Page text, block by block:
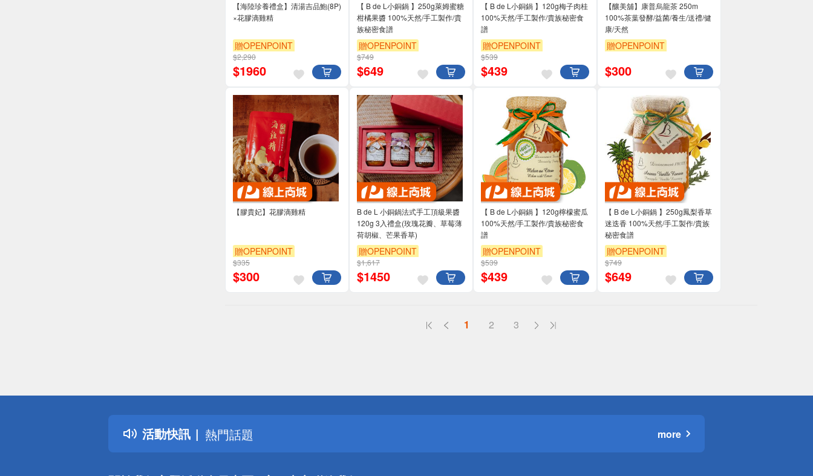
【海陸珍養禮盒】清湯吉品鮑(8P)
×花膠滴雞精
贈OPENPOINT
$2,290
$1960
【 B de L小銅鍋 】250g萊姆蜜糖
柑橘果醬 100%天然/手工製作/貴
族秘密食譜
贈OPENPOINT
$749
$649
【 B de L小銅鍋 】120g梅子肉桂
100%天然/手工製作/貴族秘密食
譜
贈OPENPOINT
$539
$439
【釀美舖】康普烏龍茶 250m
100%茶葉發酵/益菌/養生/送禮/健
康/天然
贈OPENPOINT
$300
【膠貴妃】花膠滴雞精
贈OPENPOINT
$335
$300
B de L 小銅鍋法式手工頂級果醬
120g 3入禮盒(玫瑰花瓣、草莓薄
荷胡椒、芒果香草)
贈OPENPOINT
$1,617
$1450
【 B de L小銅鍋 】120g檸檬蜜瓜
100%天然/手工製作/貴族秘密食
譜
贈OPENPOINT
$539
$439
【 B de L小銅鍋 】250g鳳梨香草
迷迭香 100%天然/手工製作/貴族
秘密食譜
贈OPENPOINT
$749
$649
1 2 3
活動快訊
詐騙網頁！請小心！
得獎公告
熱門話題
銀行優惠
more